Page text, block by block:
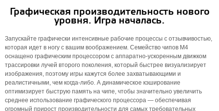
Графическая производительность нового
уровня. Игра началась.
Запускайте графически интенсивные рабочие процессы с отзывчивостью,
которая идет в ногу с вашим воображением. Семейство чипов M4
оснащено графическим процессором с аппаратно-ускоренным движком
трассировки лучей второго поколения, который быстрее визуализирует
изображения, поэтому игры кажутся более захватывающими и
реалистичными, чем когда-либо. А динамическое кэширование
оптимизирует быструю память на чипе, чтобы значительно увеличить
среднее использование графического процессора — обеспечивая
огромный прирост производительности для самых требовательных